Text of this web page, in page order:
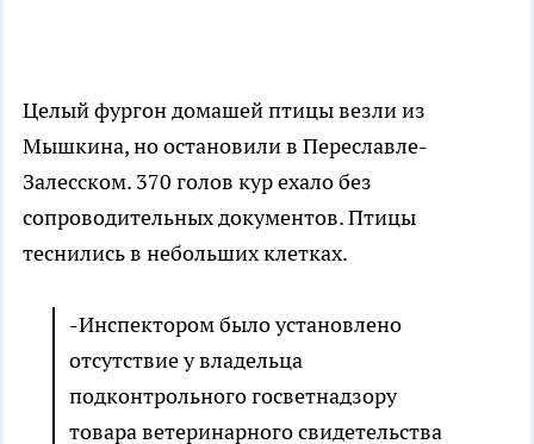
Целый фургон домашей птицы везли из
Мышкина, но остановили в Переславле-
Залесском. 370 голов кур ехало без
сопроводительных документов. Птицы
теснились в небольших клетках.
-Инспектором было установлено
отсутствие у владельца
подконтрольного госветнадзору
товара ветеринарного свидетельства